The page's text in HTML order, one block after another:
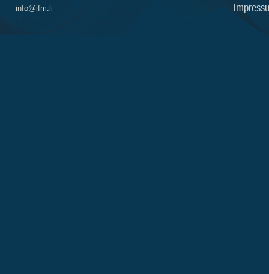
info@ifm.li